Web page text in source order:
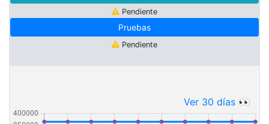
Pendiente
Pruebas
Pendiente
Ver 30 días 👀